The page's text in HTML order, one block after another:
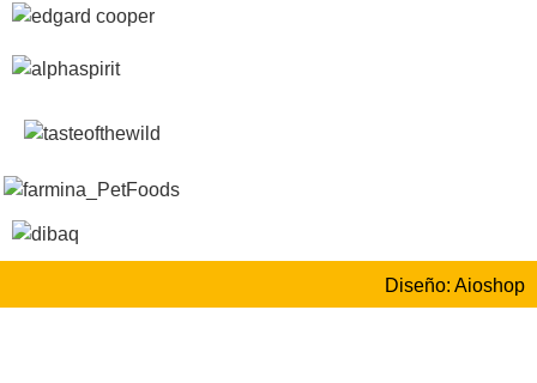
Diseño: Aioshop